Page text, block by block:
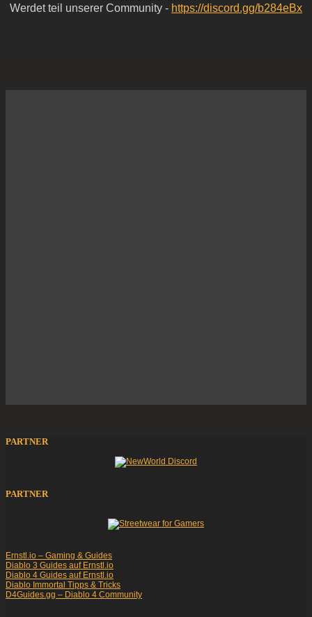
Werdet teil unserer Community - https://discord.gg/b284eBx
PARTNER
PARTNER
Ernstl.io – Gaming & Guides
Diablo 3 Guides auf Ernstl.io
Diablo 4 Guides auf Ernstl.io
Diablo Immortal Tipps & Tricks
D4Guides.gg – Diablo 4 Community